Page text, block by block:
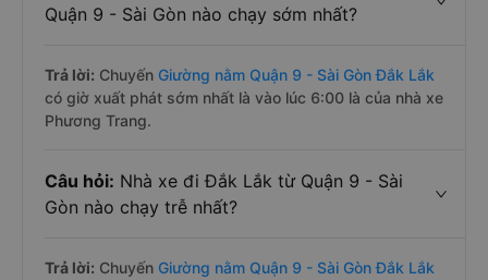
Quận 9 - Sài Gòn nào chạy sớm nhất?
Trả lời: Chuyến Giường nằm Quận 9 - Sài Gòn Đắk Lắk
có giờ xuất phát sớm nhất là vào lúc 6:00 là của nhà xe
Phương Trang.
Câu hỏi: Nhà xe đi Đắk Lắk từ Quận 9 - Sài
Gòn nào chạy trễ nhất?
Trả lời: Chuyến Giường nằm Quận 9 - Sài Gòn Đắk Lắk